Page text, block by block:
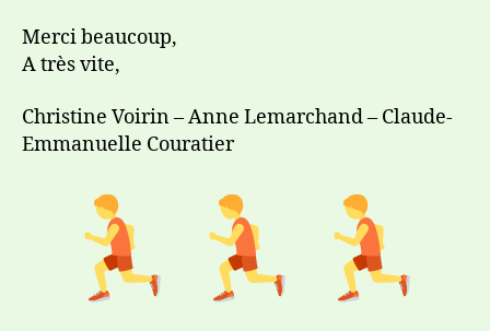
Merci beaucoup,
A très vite,
Christine Voirin – Anne Lemarchand – Claude-
Emmanuelle Couratier